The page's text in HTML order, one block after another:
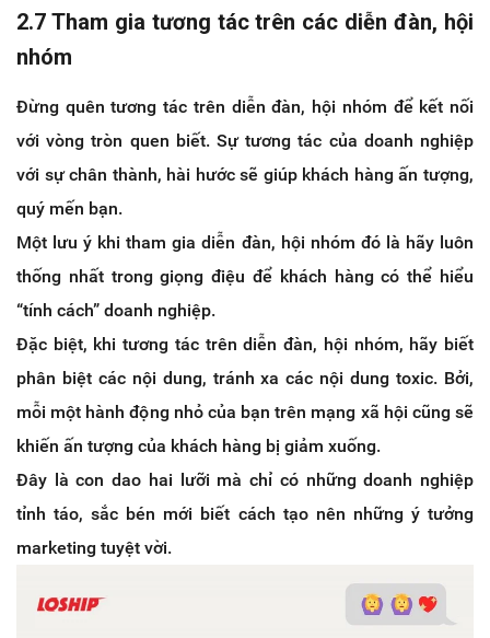
2.7 Tham gia tương tác trên các diễn đàn, hội
nhóm
Đừng quên tương tác trên diễn đàn, hội nhóm để kết nối
với vòng tròn quen biết. Sự tương tác của doanh nghiệp
với sự chân thành, hài hước sẽ giúp khách hàng ấn tượng,
quý mến bạn.
Một lưu ý khi tham gia diễn đàn, hội nhóm đó là hãy luôn
thống nhất trong giọng điệu để khách hàng có thể hiểu
“tính cách” doanh nghiệp.
Đặc biệt, khi tương tác trên diễn đàn, hội nhóm, hãy biết
phân biệt các nội dung, tránh xa các nội dung toxic. Bởi,
mỗi một hành động nhỏ của bạn trên mạng xã hội cũng sẽ
khiến ấn tượng của khách hàng bị giảm xuống.
Đây là con dao hai lưỡi mà chỉ có những doanh nghiệp
tỉnh táo, sắc bén mới biết cách tạo nên những ý tưởng
marketing tuyệt vời.